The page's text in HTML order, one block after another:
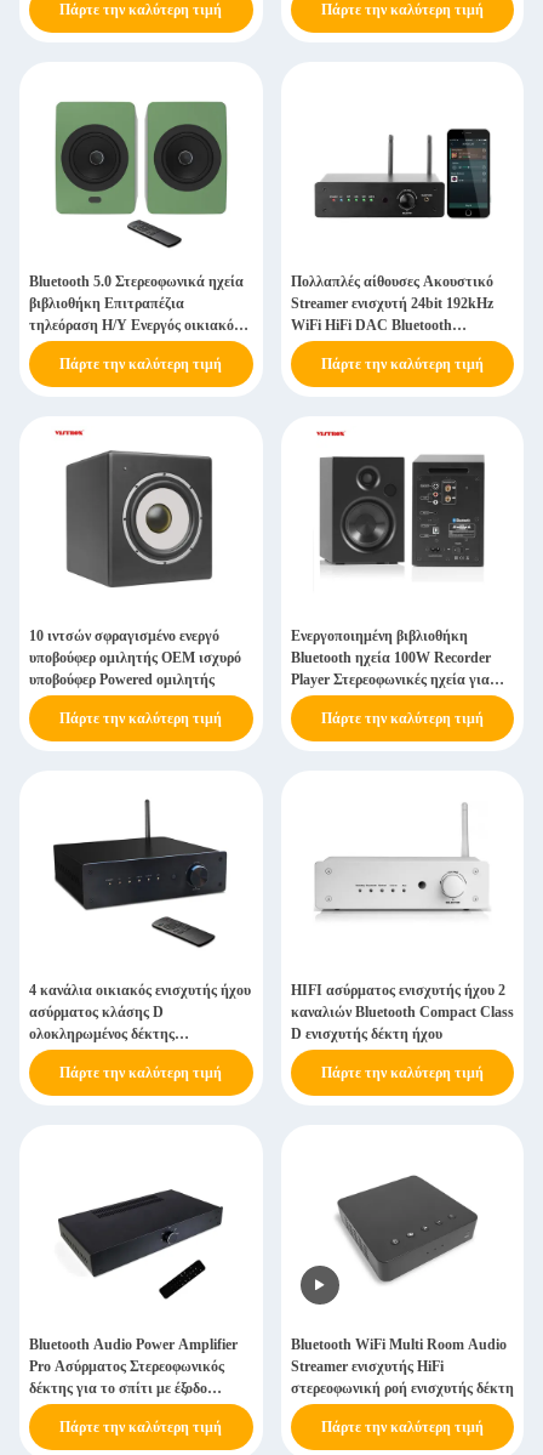
Πάρτε την καλύτερη τιμή Πάρτε την καλύτερη τιμή
Bluetooth 5.0 Στερεοφωνικά ηχεία
βιβλιοθήκη Επιτραπέζια
τηλεόραση Η/Υ Ενεργός οικιακός
ήχος ηχεία
Πάρτε την καλύτερη τιμή
Πολλαπλές αίθουσες Ακουστικό
Streamer ενισχυτή 24bit 192kHz
WiFi HiFi DAC Bluetooth
Ακουστικό στερεοφωνικό δέκτη
Πάρτε την καλύτερη τιμή
10 ιντσών σφραγισμένο ενεργό
υποβούφερ ομιλητής OEM ισχυρό
υποβούφερ Powered ομιλητής
Πάρτε την καλύτερη τιμή
Ενεργοποιημένη βιβλιοθήκη
Bluetooth ηχεία 100W Recorder
Player Στερεοφωνικές ηχεία για
γυριστήρα PC TV
Πάρτε την καλύτερη τιμή
4 κανάλια οικιακός ενισχυτής ήχου
ασύρματος κλάσης D
ολοκληρωμένος δέκτης
στερεοαναβαθμιστή
Πάρτε την καλύτερη τιμή
HIFI ασύρματος ενισχυτής ήχου 2
καναλιών Bluetooth Compact Class
D ενισχυτής δέκτη ήχου
Πάρτε την καλύτερη τιμή
Bluetooth Audio Power Amplifier
Pro Ασύρματος Στερεοφωνικός
δέκτης για το σπίτι με έξοδο
subwoofer
Πάρτε την καλύτερη τιμή
Bluetooth WiFi Multi Room Audio
Streamer ενισχυτής HiFi
στερεοφωνική ροή ενισχυτής δέκτη
Πάρτε την καλύτερη τιμή